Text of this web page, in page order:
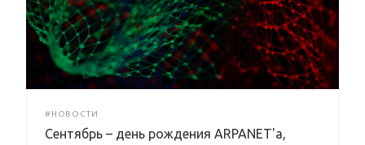
#НОВОСТИ
Сентябрь – день рождения ARPANET'а,